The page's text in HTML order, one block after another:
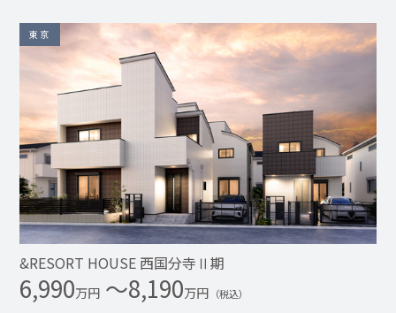
東京
&RESORT HOUSE 西国分寺Ⅱ期
6,990万円 〜8,190万円 （税込）